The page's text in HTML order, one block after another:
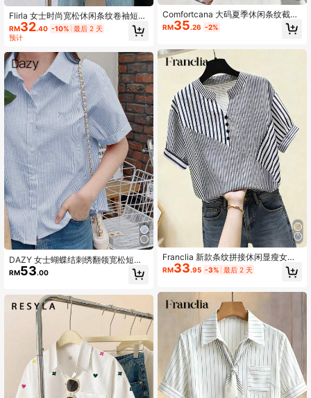
Flirla 女士时尚宽松休闲条纹卷袖短袖
衬衫，亚麻面料女式衬衫
RM32.40 -10% 最后 2 天
预计
DAZY 女士蝴蝶结刺绣翻领宽松短袖
衬衫春夏
RM53.00
Comfortcana 大码夏季休闲条纹截短
衬衫
RM35.26 -2%
Franclia 新款条纹拼接休闲显瘦女士
衬衫
RM33.95 -3% 最后 2 天